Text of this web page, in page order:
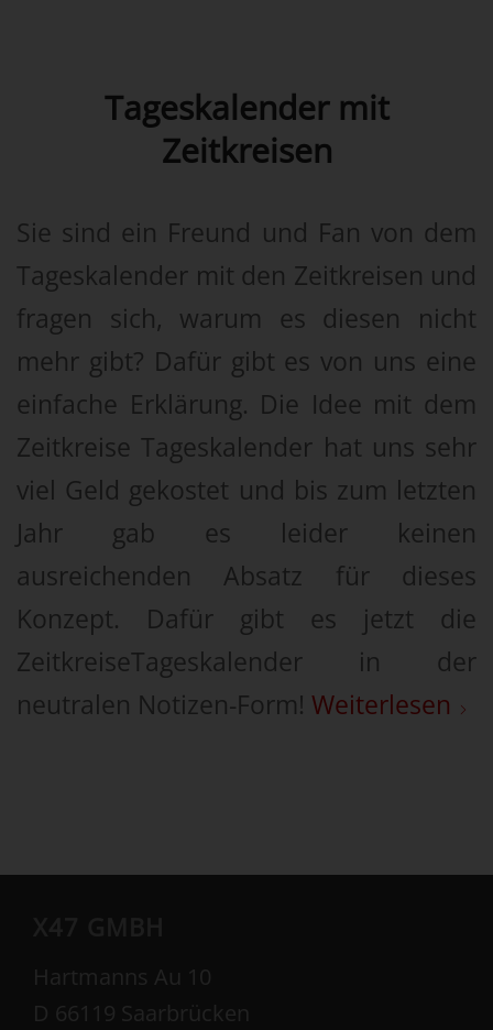
Tageskalender mit
Zeitkreisen
Sie sind ein Freund und Fan von dem
Tageskalender mit den Zeitkreisen und
fragen sich, warum es diesen nicht
mehr gibt? Dafür gibt es von uns eine
einfache Erklärung. Die Idee mit dem
Zeitkreise Tageskalender hat uns sehr
viel Geld gekostet und bis zum letzten
Jahr gab es leider keinen
ausreichenden Absatz für dieses
Konzept. Dafür gibt es jetzt die
ZeitkreiseTageskalender in der
neutralen Notizen-Form! Weiterlesen
Hartmanns Au 10
D 66119 Saarbrücken